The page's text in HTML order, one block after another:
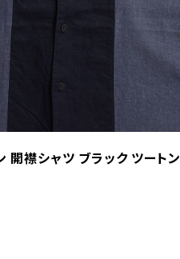
襟シャツ ブラック ツートン